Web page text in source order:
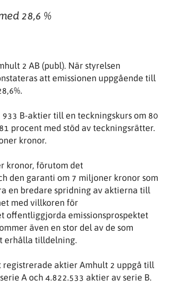
28,6 %
2 AB (publ). När styrelsen
att emissionen uppgående till
B-aktier till en teckningskurs om 80
procent med stöd av teckningsrätter.
kronor.
kronor, förutom det
den garanti om 7 miljoner kronor som
en bredare spridning av aktierna till
med villkoren för
offentliggjorda emissionsprospektet
även en stor del av de som
erhålla tilldelning.
aktier Amhult 2 uppgå till
A och 4.822.533 aktier av serie B.